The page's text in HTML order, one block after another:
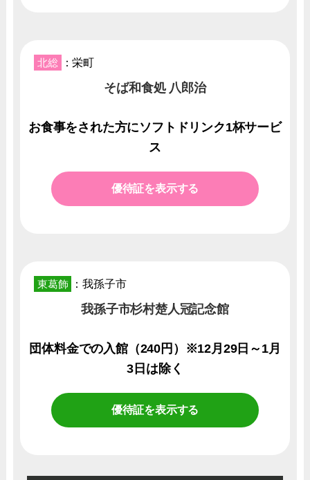
北総 ：栄町
そば和食処 八郎治
お食事をされた方にソフトドリンク1杯サービ
ス
優待証を表示する
東葛飾 ：我孫子市
我孫子市杉村楚人冠記念館
団体料金での入館（240円）※12月29日～1月
3日は除く
優待証を表示する